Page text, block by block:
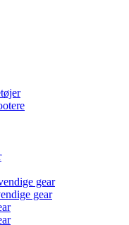
gear
gear